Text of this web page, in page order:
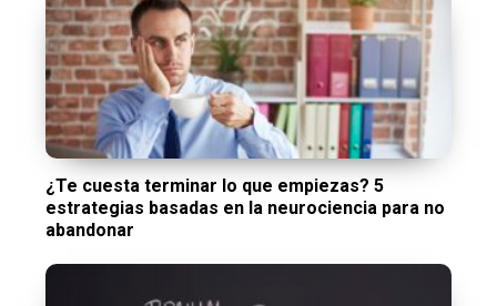
¿Te cuesta terminar lo que empiezas? 5
estrategias basadas en la neurociencia para no
abandonar